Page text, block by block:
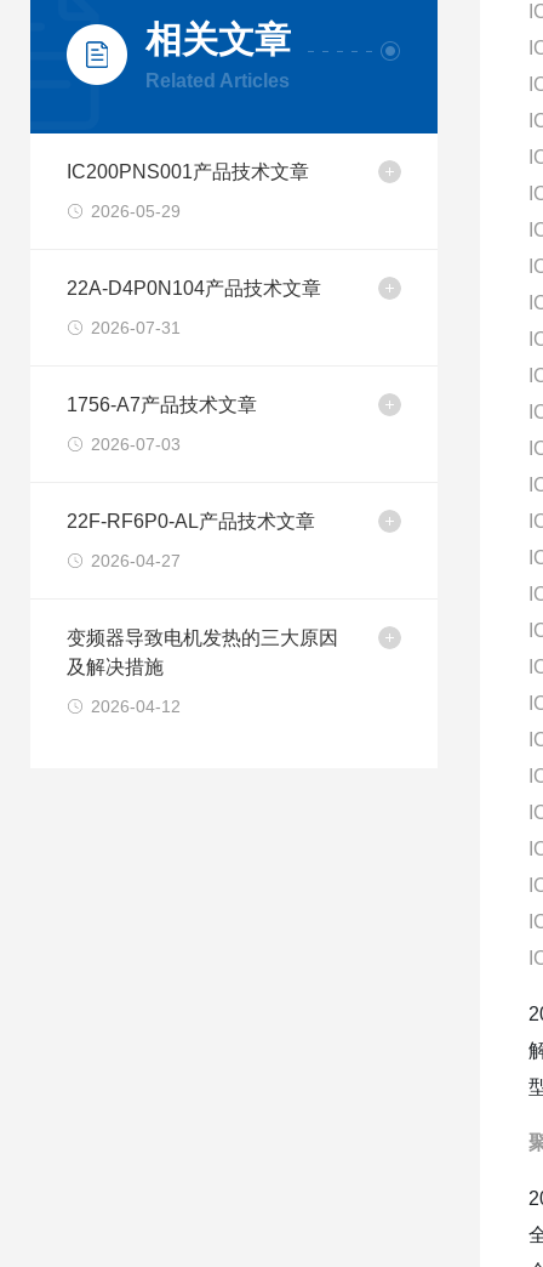
相关文章
Related Articles
IC200PNS001产品技术文章
2026-05-29
22A-D4P0N104产品技术文章
2026-07-31
1756-A7产品技术文章
2026-07-03
22F-RF6P0-AL产品技术文章
2026-04-27
变频器导致电机发热的三大原因
及解决措施
2026-04-12